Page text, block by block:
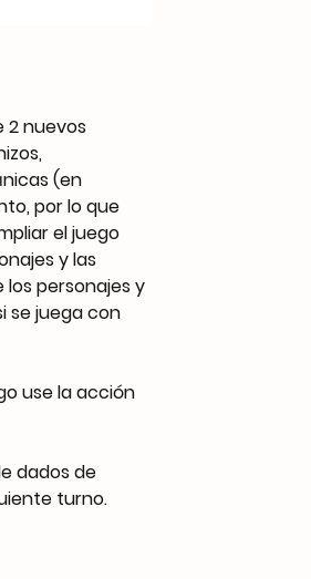
2 nuevos
(en
por lo que
el juego
y las
personajes y
se juega con
use la acción
dados de
turno.